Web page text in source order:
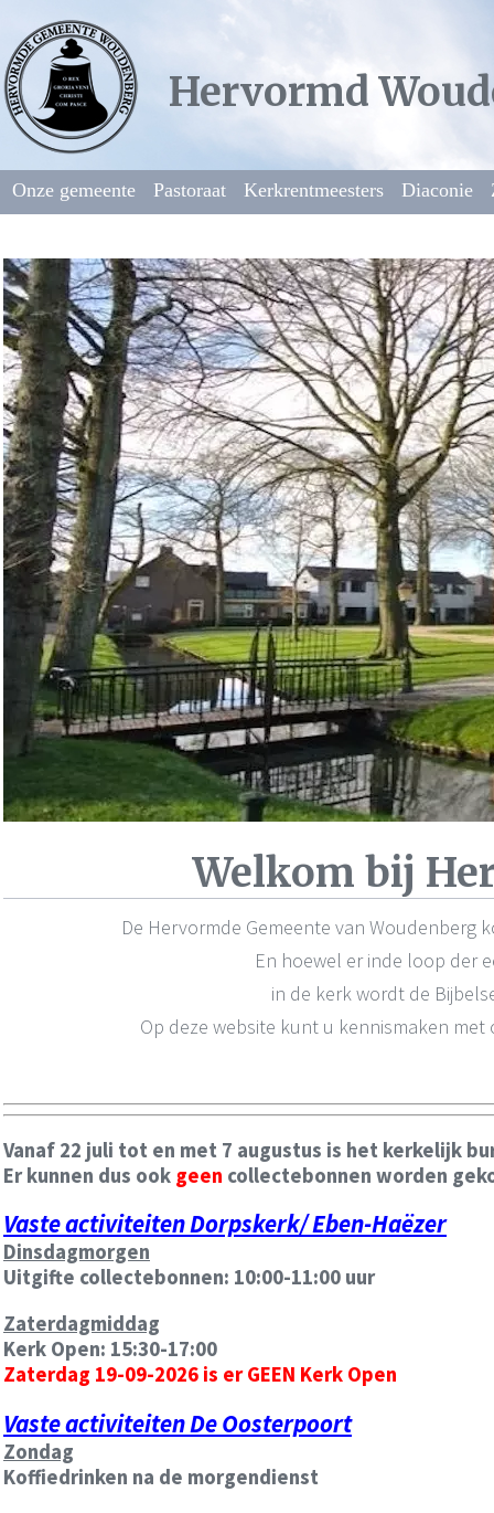
Hervormd
Onze gemeente Pastoraat Kerkrentmeesters Diaconie
Welkom bij
De Hervormde Gemeente van Woudenberg
En hoewel er inde loop der
in de kerk wordt de
Op deze website kunt u kennismaken
Vanaf 22 juli tot en met 7 augustus is het kerkelijk
Er kunnen dus ook geen collectebonnen worden
Vaste activiteiten Dorpskerk/ Eben-Haëzer
Dinsdagmorgen
Uitgifte collectebonnen: 10:00-11:00 uur
Zaterdagmiddag
Kerk Open: 15:30-17:00
Zaterdag 19-09-2026 is er GEEN Kerk Open
Vaste activiteiten De Oosterpoort
Zondag
Koffiedrinken na de morgendienst